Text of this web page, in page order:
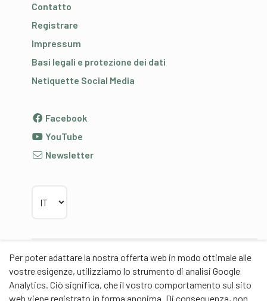
Per poter adattare la nostra offerta web in modo ottimale alle
vostre esigenze, utilizziamo lo strumento di analisi Google
Analytics. Ciò significa, che il vostro comportamento sul sito
web viene registrato in forma anonima. Di conseguenza, non
Contatto
Registrare
Impressum
Basi legali e protezione dei dati
Netiquette Social Media
Facebook
YouTube
Newsletter
Partner